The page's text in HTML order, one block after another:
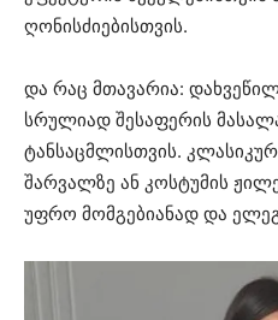
ღონისძიებისთვის.
და რაც მთავარია:
სრულიად შესაფერის
ტანსაცმლისთვის.
შარვალზე ან კოსტუმის
უფრო მომგებიანად და